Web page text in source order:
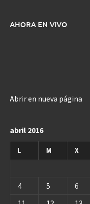
AHORA EN VIVO
Abrir en nueva página
abril 2016
L M X
4
5 6